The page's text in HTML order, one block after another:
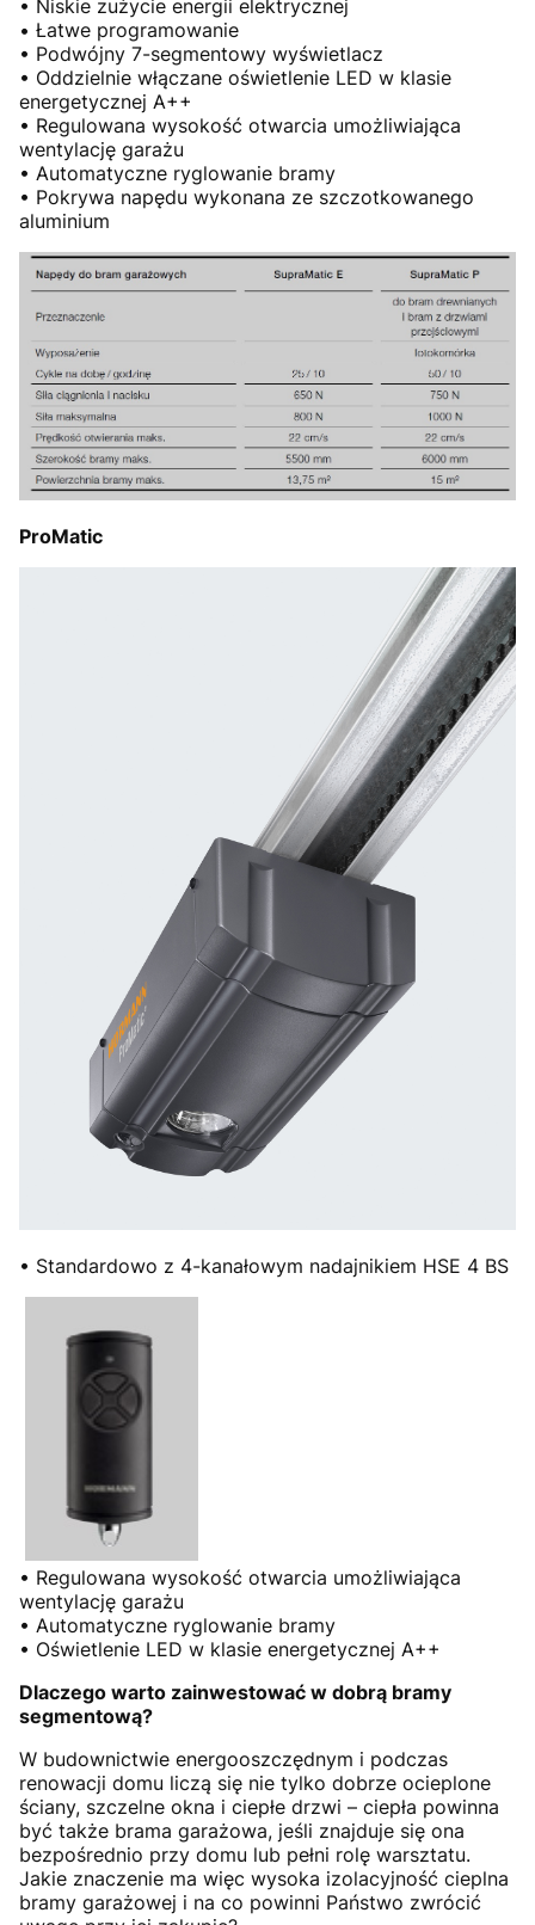
• Niskie zużycie energii elektrycznej
• Łatwe programowanie
• Podwójny 7-segmentowy wyświetlacz
• Oddzielnie włączane oświetlenie LED w klasie
energetycznej A++
• Regulowana wysokość otwarcia umożliwiająca
wentylację garażu
• Automatyczne ryglowanie bramy
• Pokrywa napędu wykonana ze szczotkowanego
aluminium
ProMatic
• Standardowo z 4-kanałowym nadajnikiem HSE 4 BS
• Regulowana wysokość otwarcia umożliwiająca
wentylację garażu
• Automatyczne ryglowanie bramy
• Oświetlenie LED w klasie energetycznej A++
Dlaczego warto zainwestować w dobrą bramy
segmentową?
W budownictwie energooszczędnym i podczas
renowacji domu liczą się nie tylko dobrze ocieplone
ściany, szczelne okna i ciepłe drzwi – ciepła powinna
być także brama garażowa, jeśli znajduje się ona
bezpośrednio przy domu lub pełni rolę warsztatu.
Jakie znaczenie ma więc wysoka izolacyjność cieplna
bramy garażowej i na co powinni Państwo zwrócić